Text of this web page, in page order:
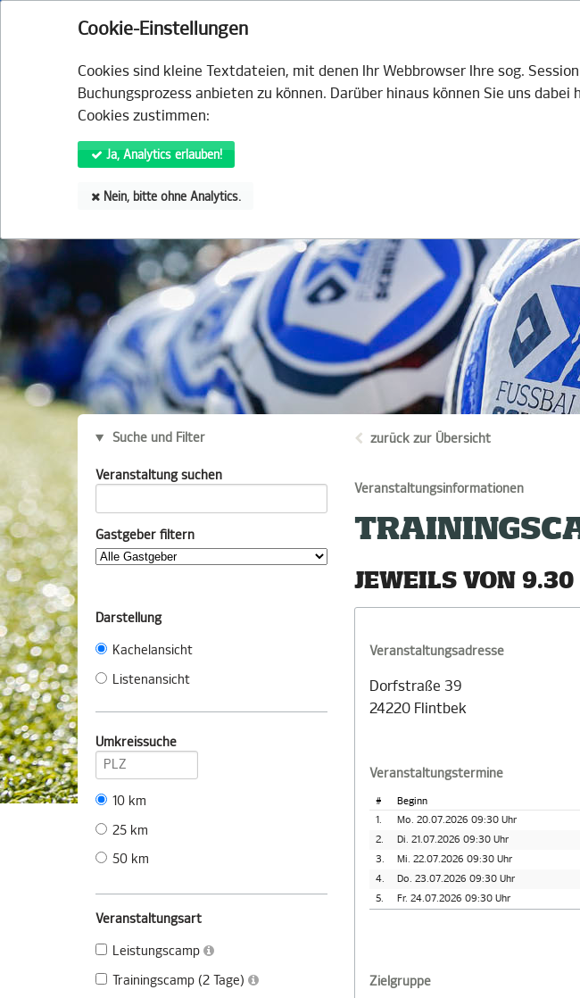
Cookie-Einstellungen
Cookies sind kleine Textdateien, mit denen Ihr Webbrowser Ihre sog.
Buchungsprozess anbieten zu können. Darüber hinaus können Sie uns
Cookies zustimmen:
Ja, Analytics erlauben!
Nein, bitte ohne Analytics.
Suche und Filter
Veranstaltung suchen
Gastgeber filtern
Darstellung
Kachelansicht
Listenansicht
Umkreissuche
10 km
25 km
50 km
Veranstaltungsart
Leistungscamp
Trainingscamp (2 Tage)
zurück zur Übersicht
Veranstaltungsinformationen
JEWEILS VON
Veranstaltungsadresse
Dorfstraße 39
24220 Flintbek
Veranstaltungstermine
# Beginn
1.
Mo. 20.07.2026 09:30 Uhr
2.
Di. 21.07.2026 09:30 Uhr
3.
Mi. 22.07.2026 09:30 Uhr
4.
Do. 23.07.2026 09:30 Uhr
5.
Fr. 24.07.2026 09:30 Uhr
Zielgruppe